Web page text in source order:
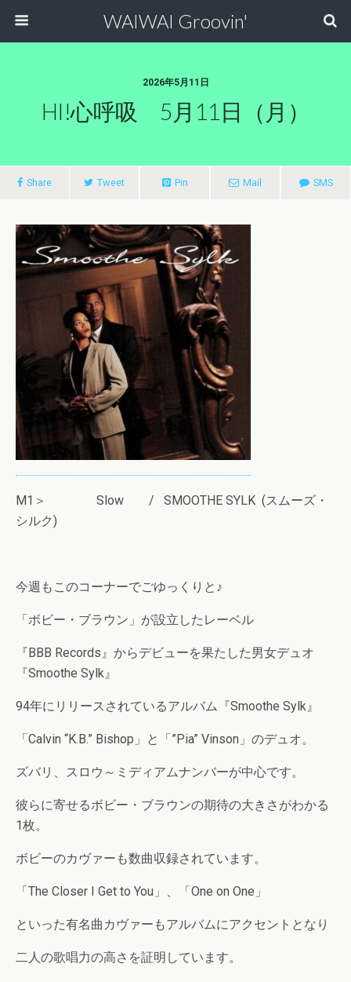
WAIWAI Groovin'
2026年5月11日
HI!心呼吸 5月11日（月）
Share Tweet Pin Mail SMS
M1＞ Slow / SMOOTHE SYLK (スムーズ・
シルク)
今週もこのコーナーでごゆっくりと♪
「ボビー・ブラウン」が設立したレーベル
『BBB Records』からデビューを果たした男女デュオ
『Smoothe Sylk』
94年にリリースされているアルバム『Smoothe Sylk』
「Calvin “K.B.” Bishop」と「”Pia” Vinson」のデュオ。
ズバリ、スロウ～ミディアムナンバーが中心です。
彼らに寄せるボビー・ブラウンの期待の大きさがわかる
1枚。
ボビーのカヴァーも数曲収録されています。
「The Closer I Get to You」、「One on One」
といった有名曲カヴァーもアルバムにアクセントとなり
二人の歌唱力の高さを証明しています。